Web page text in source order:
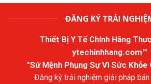
ĐĂNG KÝ TRẢI
Thiết Bị Y Tế Chính Hãng
ytechinhhang.com™
"Sứ Mệnh Phụng Sự Vì Sức Khỏe
Đăng ký trải nghiệm giải pháp bán